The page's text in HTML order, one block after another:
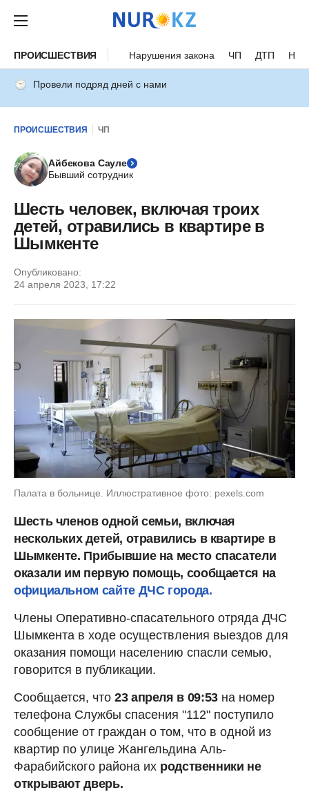
ПРОИСШЕСТВИЯ Нарушения закона ЧП ДТП
Провели подряд дней с нами
ПРОИСШЕСТВИЯ ЧП
Айбекова Сауле
Бывший сотрудник
Шесть человек, включая троих
детей, отравились в квартире в
Шымкенте
Опубликовано:
24 апреля 2023, 17:22
Палата в больнице. Иллюстративное фото: pexels.com
Шесть членов одной семьи, включая
нескольких детей, отравились в квартире в
Шымкенте. Прибывшие на место спасатели
оказали им первую помощь, сообщается на
официальном сайте ДЧС города.
Члены Оперативно-спасательного отряда ДЧС
Шымкента в ходе осуществления выездов для
оказания помощи населению спасли семью,
говорится в публикации.
Сообщается, что 23 апреля в 09:53на номер
телефона Службы спасения "112" поступило
сообщение от граждан о том, что в одной из
квартир по улице Жангельдина Аль-
Фарабийского района их родственники не
открывают дверь.